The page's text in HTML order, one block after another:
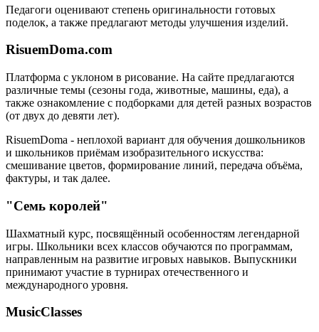
Педагоги оценивают степень оригинальности готовых
поделок, а также предлагают методы улучшения изделий.
RisuemDoma.com
Платформа с уклоном в рисование. На сайте предлагаются
различные темы (сезоны года, животные, машины, еда), а
также ознакомление с подборками для детей разных возрастов
(от двух до девяти лет).
RisuemDoma - неплохой вариант для обучения дошкольников
и школьников приёмам изобразительного искусства:
смешивание цветов, формирование линий, передача объёма,
фактуры, и так далее.
"Семь королей"
Шахматный курс, посвящённый особенностям легендарной
игры. Школьники всех классов обучаются по программам,
направленным на развитие игровых навыков. Выпускники
принимают участие в турнирах отечественного и
международного уровня.
MusicClasses